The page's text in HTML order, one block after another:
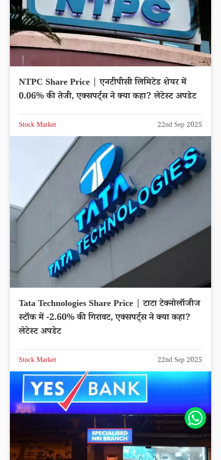
NTPC Share Price | एनटीपीसी लिमिटेड शेयर में
0.06% की तेजी, एक्सपर्ट्स ने क्या कहा? लेटेस्ट अपडेट
Stock Market 22nd Sep 2025
Tata Technologies Share Price | टाटा टेक्नोलॉजीज
स्टॉक में -2.60% की गिरावट, एक्सपर्ट्स ने क्या कहा?
लेटेस्ट अपडेट
Stock Market 22nd Sep 2025
Share